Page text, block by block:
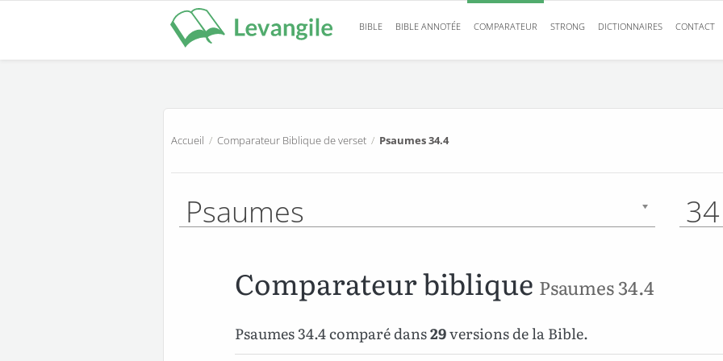
BIBLE BIBLE ANNOTÉE COMPARATEUR STRONG DICTIONNAIRES CONTACT
Accueil / Comparateur Biblique de verset / Psaumes 34.4
Psaumes 34
Comparateur biblique Psaumes 34.4
Psaumes 34.4 comparé dans29versions de la Bible.